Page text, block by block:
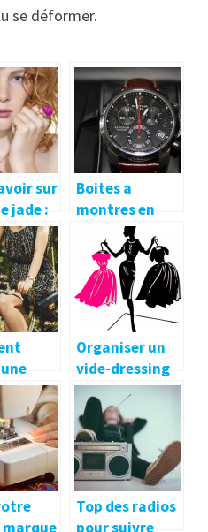
se déformer.
sur
jade :
Boites a
montres en
bois: les
avantages et
inconvenients
de differents
types de bois
style
en
Organiser un
vide-dressing
pour optimiser
votre espace
Top des radios
pour suivre